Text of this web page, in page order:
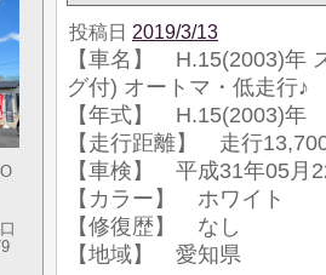
投稿日 2019/3/13
【車名】 H.15(2003)年
グ付) オートマ・低走行♪
【年式】 H.15(2003)年
【走行距離】 走行
【車検】 平成31年05月
【カラー】 ホワイト
【修復歴】 なし
【地域】 愛知県